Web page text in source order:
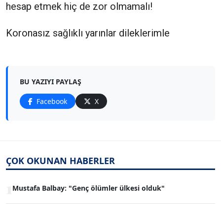
hesap etmek hiç de zor olmamalı!
Koronasız sağlıklı yarınlar dileklerimle
BU YAZIYI PAYLAŞ
Facebook X
ÇOK OKUNAN HABERLER
Mustafa Balbay: "Genç ölümler ülkesi olduk"